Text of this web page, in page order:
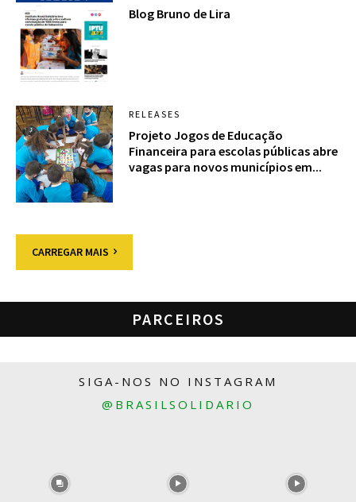
Blog Bruno de Lira
RELEASES
Projeto Jogos de Educação
Financeira para escolas públicas abre
vagas para novos municípios em...
CARREGAR MAIS
PARCEIROS
SIGA-NOS NO INSTAGRAM
@BRASILSOLIDARIO